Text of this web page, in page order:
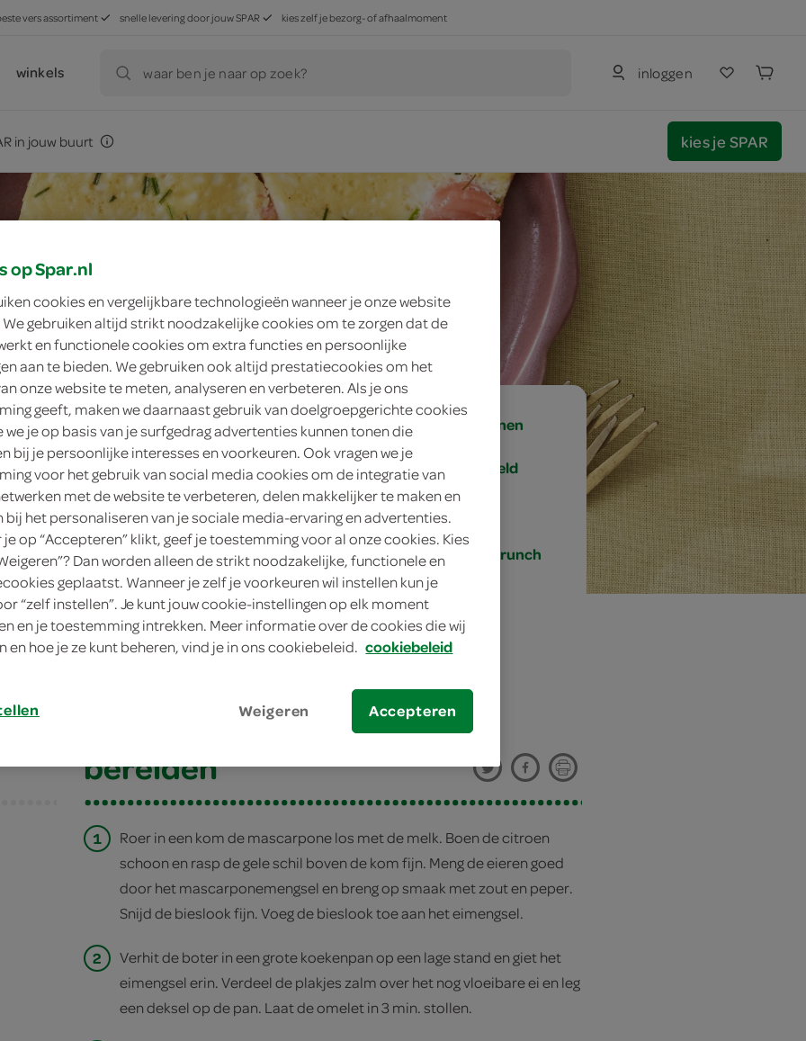
vers assortiment snelle levering door jouw SPAR kies zelf je bezorg- of afhaalmoment
winkels waar ben je naar op zoek? inloggen
in jouw buurt kies je SPAR
4 personen
gemiddeld
10 min.
lunch, brunch
met mascarpone
met mascarpone
bereiden
1
Roer in een kom de mascarpone los met de melk. Boen de citroen
schoon en rasp de gele schil boven de kom fijn. Meng de eieren goed
door het mascarponemengsel en breng op smaak met zout en peper.
Snijd de bieslook fijn. Voeg de bieslook toe aan het eimengsel.
2
Verhit de boter in een grote koekenpan op een lage stand en giet het
eimengsel erin. Verdeel de plakjes zalm over het nog vloeibare ei en leg
een deksel op de pan. Laat de omelet in 3 min. stollen.
op Spar.nl
cookies en vergelijkbare technologieën wanneer je onze website
gebruiken altijd strikt noodzakelijke cookies om te zorgen dat de
en functionele cookies om extra functies en persoonlijke
aan te bieden. We gebruiken ook altijd prestatiecookies om het
onze website te meten, analyseren en verbeteren. Als je ons
geeft, maken we daarnaast gebruik van doelgroepgerichte cookies
we je op basis van je surfgedrag advertenties kunnen tonen die
bij je persoonlijke interesses en voorkeuren. Ook vragen we je
voor het gebruik van social media cookies om de integratie van
met de website te verbeteren, delen makkelijker te maken en
bij het personaliseren van je sociale media-ervaring en advertenties.
je op “Accepteren” klikt, geef je toestemming voor al onze cookies. Kies
Dan worden alleen de strikt noodzakelijke, functionele en
geplaatst. Wanneer je zelf je voorkeuren wil instellen kun je
“zelf instellen”. Je kunt jouw cookie-instellingen op elk moment
en je toestemming intrekken. Meer informatie over de cookies die wij
en hoe je ze kunt beheren, vind je in ons cookiebeleid. cookiebeleid
Weigeren Accepteren